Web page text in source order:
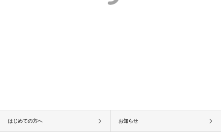
はじめての方へ お知らせ